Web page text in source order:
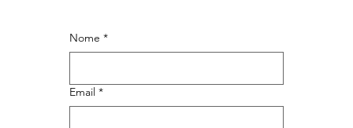
Nome *
Email *